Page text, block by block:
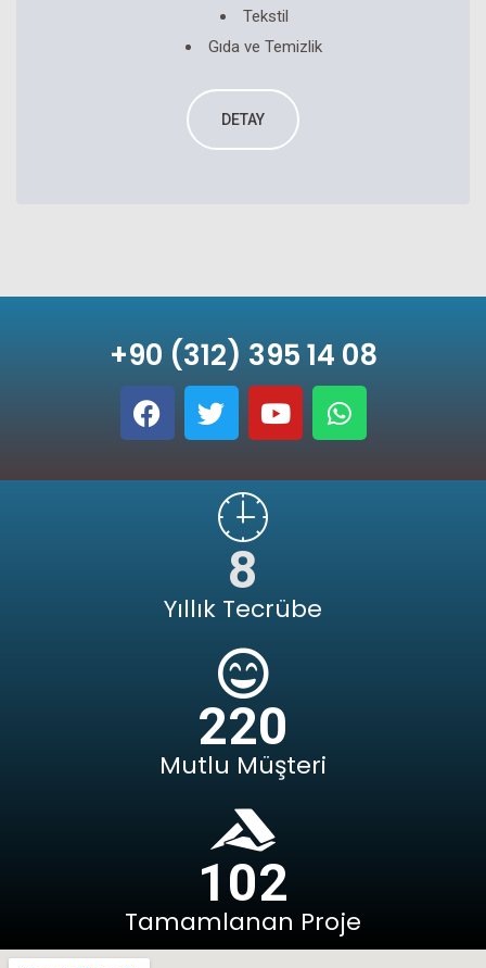
Tekstil
Gıda ve Temizlik
DETAY
+90 (312) 395 14 08
8
Yıllık Tecrübe
220
Mutlu Müşteri
102
Tamamlanan Proje